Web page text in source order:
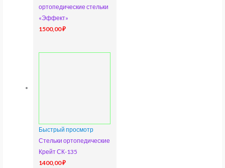
ортопедические стельки
«Эффект»
1500,00₽
Быстрый просмотр
Стельки ортопедические
Крейт СК-135
1400,00₽